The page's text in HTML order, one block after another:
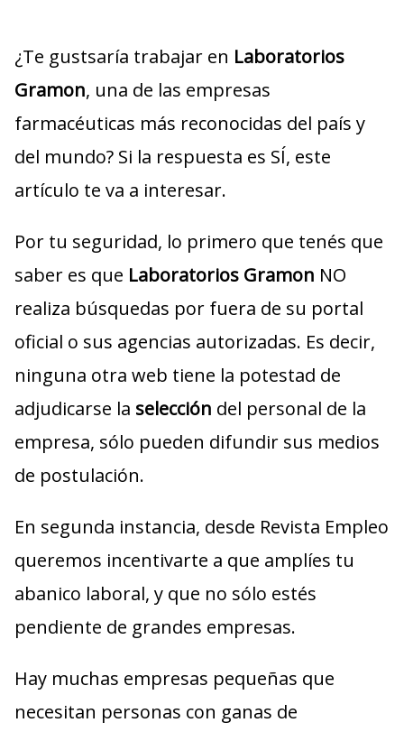
¿Te gustsaría trabajar en Laboratorios
Gramon, una de las empresas
farmacéuticas más reconocidas del país y
del mundo? Si la respuesta es SÍ, este
artículo te va a interesar.
Por tu seguridad, lo primero que tenés que
saber es que Laboratorios Gramon NO
realiza búsquedas por fuera de su portal
oficial o sus agencias autorizadas. Es decir,
ninguna otra web tiene la potestad de
adjudicarse la selección del personal de la
empresa, sólo pueden difundir sus medios
de postulación.
En segunda instancia, desde Revista Empleo
queremos incentivarte a que amplíes tu
abanico laboral, y que no sólo estés
pendiente de grandes empresas.
Hay muchas empresas pequeñas que
necesitan personas con ganas de